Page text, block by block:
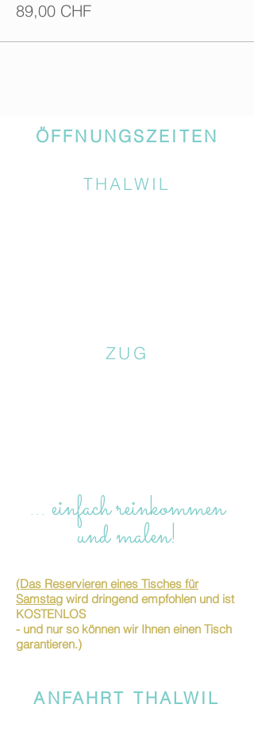
89,00 CHF
ÖFFNUNGSZEITEN
THALWIL
ZUG
… einfach reinkommen
und malen!
(Das Reservieren eines Tisches für
Samstag wird dringend empfohlen und ist
KOSTENLOS
- und nur so können wir Ihnen einen Tisch
garantieren.)
ANFAHRT THALWIL